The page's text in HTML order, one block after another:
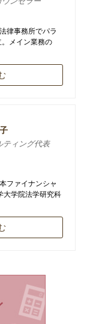
律事務所でパラ
メイン業務の
ティング代表
ファイナンシャ
大学院法学研究科